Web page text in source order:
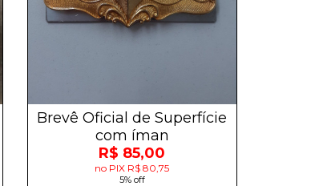
Brevê Oficial de Superfície
com íman
R$ 85,00
no PIX R$ 80,75
5% off